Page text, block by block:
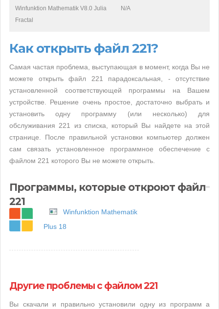
Winfunktion Mathematik V8.0 Julia
Fractal
N/A
Как открыть файл 221?
Самая частая проблема, выступающая в момент, когда Вы не
можете открыть файл 221 парадоксальная, - отсутствие
установленной соответствующей программы на Вашем
устройстве. Решение очень простое, достаточно выбрать и
установить одну программу (или несколько) для
обслуживания 221 из списка, который Вы найдете на этой
странице. После правильной установки компьютер должен
сам связать установленное программное обеспечение с
файлом 221 которого Вы не можете открыть.
Программы, которые откроют файл
221
Winfunktion Mathematik
Plus 18
Другие проблемы с файлом 221
Вы скачали и правильно установили одну из программ а